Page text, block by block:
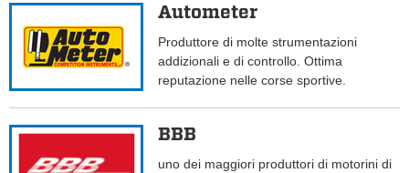
Autometer
Produttore di molte strumentazioni
addizionali e di controllo. Ottima
reputazione nelle corse sportive.
BBB
uno dei maggiori produttori di motorini di